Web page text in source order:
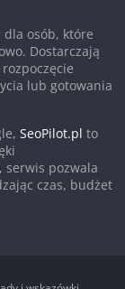
osób, które
Dostarczają
lub gotowania
SeoPilot.pl to
serwis pozwala
czas, budżet